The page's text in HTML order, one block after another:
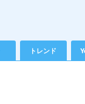
トレンド